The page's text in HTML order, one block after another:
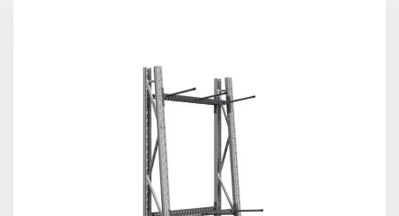
APSAUGA IR SAUGUMAS